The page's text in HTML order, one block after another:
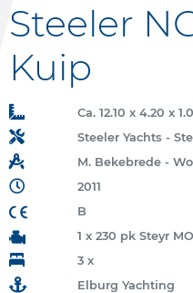
Steeler
Kuip
Ca. 12.10 x 4.20 x
Steeler Yachts -
M. Bekebrede -
2011
B
1 x 230 pk Steyr
3 x
Elburg Yachting